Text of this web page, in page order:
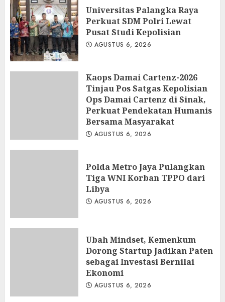
Universitas Palangka Raya
Perkuat SDM Polri Lewat
Pusat Studi Kepolisian
AGUSTUS 6, 2026
Kaops Damai Cartenz-2026
Tinjau Pos Satgas Kepolisian
Ops Damai Cartenz di Sinak,
Perkuat Pendekatan Humanis
Bersama Masyarakat
AGUSTUS 6, 2026
Polda Metro Jaya Pulangkan
Tiga WNI Korban TPPO dari
Libya
AGUSTUS 6, 2026
Ubah Mindset, Kemenkum
Dorong Startup Jadikan Paten
sebagai Investasi Bernilai
Ekonomi
AGUSTUS 6, 2026